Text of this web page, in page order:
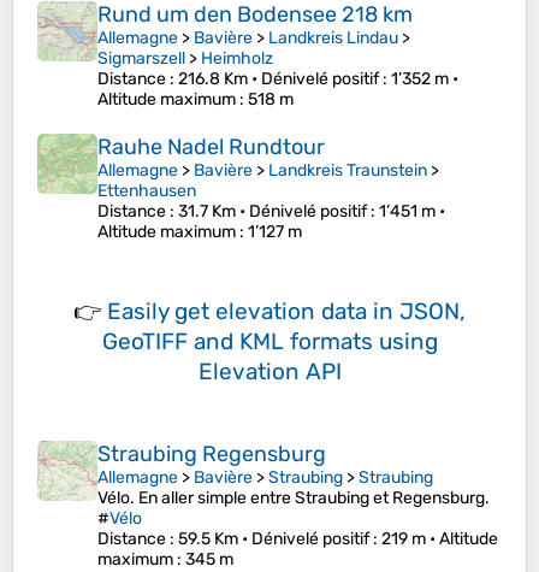
Rund um den Bodensee 218 km
Allemagne > Bavière > Landkreis Lindau >
Sigmarszell > Heimholz
Distance : 216.8 Km • Dénivelé positif: 1’352 m •
Altitude maximum : 518 m
Rauhe Nadel Rundtour
Allemagne > Bavière > Landkreis Traunstein >
Ettenhausen
Distance : 31.7 Km • Dénivelé positif: 1’451 m •
Altitude maximum : 1’127 m
👉 Easily get elevation data in JSON,
GeoTIFF and KML formats using
Elevation API
Straubing Regensburg
Allemagne > Bavière >Straubing >Straubing
Vélo. En aller simple entre Straubing et Regensburg.
#Vélo
Distance : 59.5 Km • Dénivelé positif: 219 m •Altitude
maximum : 345 m